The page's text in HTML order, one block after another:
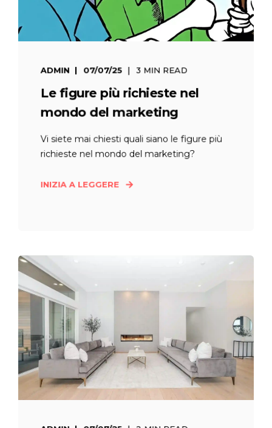
ADMIN 07/07/25 3 MIN READ
Le figure più richieste nel
mondo del marketing
Vi siete mai chiesti quali siano le figure più
richieste nel mondo del marketing?
INIZIA A LEGGERE